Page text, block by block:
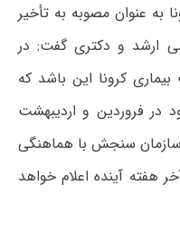
به عنوان مصوبه به تأخیر
ارشد و دکتری گفت: در
کرونا این باشد که
در فروردین و اردیبهشت
سازمان سنجش با هماهنگی
هفته آینده اعلام خواهد